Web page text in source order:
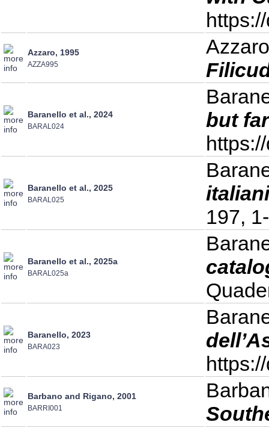
Azzaro, 1995
AZZA995
Baranello et al., 2024
BARAL024
but
Baranello et al., 2025
BARAL025
197,
Baranello et al., 2025a
BARAL025a
Baranello, 2023
BARA023
Barbano and Rigano, 2001
BARRI001